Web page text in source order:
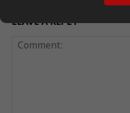
LEAVE A REPLY